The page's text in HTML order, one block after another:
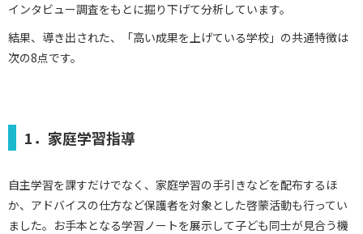
インタビュー調査をもとに掘り下げて分析しています。
結果、導き出された、「高い成果を上げている学校」の共通特徴は
次の8点です。
1．家庭学習指導
自主学習を課すだけでなく、家庭学習の手引きなどを配布するほ
か、アドバイスの仕方など保護者を対象とした啓蒙活動も行ってい
ました。お手本となる学習ノートを展示して子ども同士が見合う機